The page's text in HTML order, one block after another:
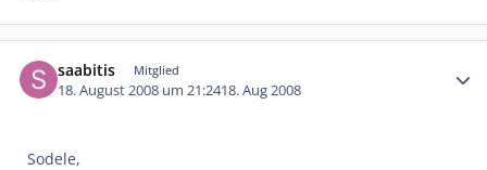
saabitis Mitglied
18. August 2008 um 21:2418. Aug 2008
Sodele,